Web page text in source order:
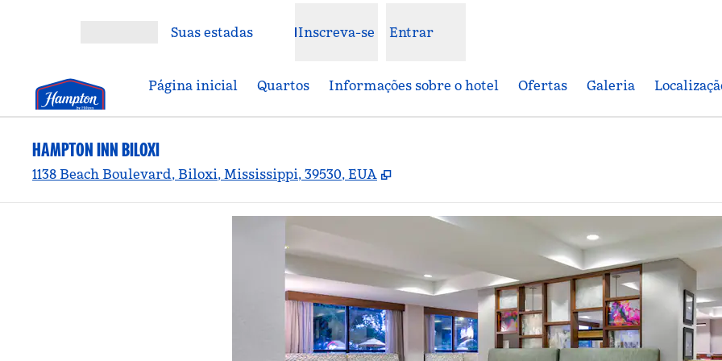
Suas estadas Inscreva-se Entrar
Página inicial Quartos Informações sobre o hotel Ofertas Galeria
HAMPTON INN BILOXI
1138 Beach Boulevard, Biloxi, Mississippi, 39530, EUA ,